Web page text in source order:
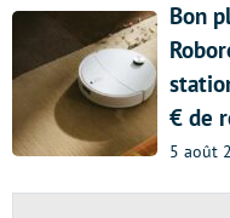
Bon
€ de
5 août